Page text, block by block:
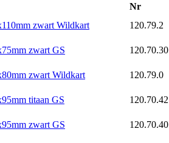
Nr
zwart Wildkart
120.79.2
zwart GS 120.70.30
zwart Wildkart 120.79.0
titaan GS 120.70.42
zwart GS 120.70.40